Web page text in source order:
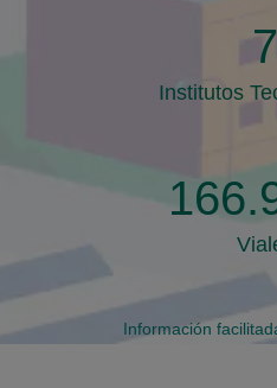
7
Institutos
Información